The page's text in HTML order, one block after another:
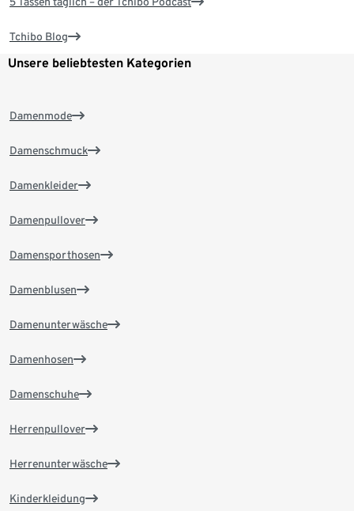
Tchibo Blog
Unsere beliebtesten Kategorien
Damenmode
Damenschmuck
Damenkleider
Damenpullover
Damensporthosen
Damenblusen
Damenunterwäsche
Damenhosen
Damenschuhe
Herrenpullover
Herrenunterwäsche
Kinderkleidung